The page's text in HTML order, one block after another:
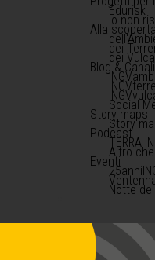
Edurisk
Io non
Alla
dei
dei
Blog &
Social
Story maps
Story
Podcast
TERRA
Altro
Eventi
Notte